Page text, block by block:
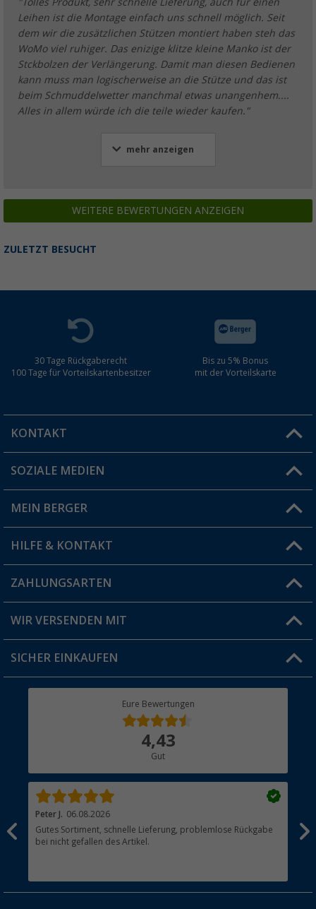
"Tolles Produkt, sehr schnelle Lieferung, auch für einen
Leihen ist die Montage einfach uns schnell möglich. Seit
dem wir die zusätzlichen Stützen montiert haben steh das
WoMo viel ruhiger. Das enizige klitze kleine Manko ist der
Stckbolzen der Verlängerung. Damit man diesen Bedienen
kann muss man logischerweise an die Stütze und das ist
beim Schmuddelwetter manchmal etwas unangenhem....
Alles in allem würde ich die teile wieder kaufen."
mehr anzeigen
WEITERE BEWERTUNGEN ANZEIGEN
ZULETZT BESUCHT
30 Tage Rückgaberecht
100 Tage für Vorteilskartenbesitzer
Bis zu 5% Bonus
mit der Vorteilskarte
KONTAKT
Du hast eine Frage?
Filiale finden
SOZIALE MEDIEN
MEIN BERGER
Vorteilskarte
Blog
Jobs & Karriere
HILFE & KONTAKT
FAQ & Kontakt
Versandinformationen
Rücksendung
ZAHLUNGSARTEN
WIR VERSENDEN MIT
SICHER EINKAUFEN
Eure Bewertungen
4,43
Gut
Peter J. 06.08.2026
Gutes Sortiment, schnelle Lieferung, problemlose Rückgabe
bei nicht gefallen des Artikel.